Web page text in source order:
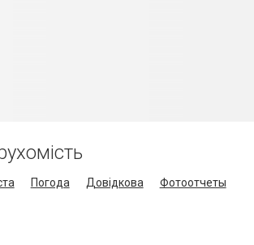
Погода Довідкова
Фотоотчеты